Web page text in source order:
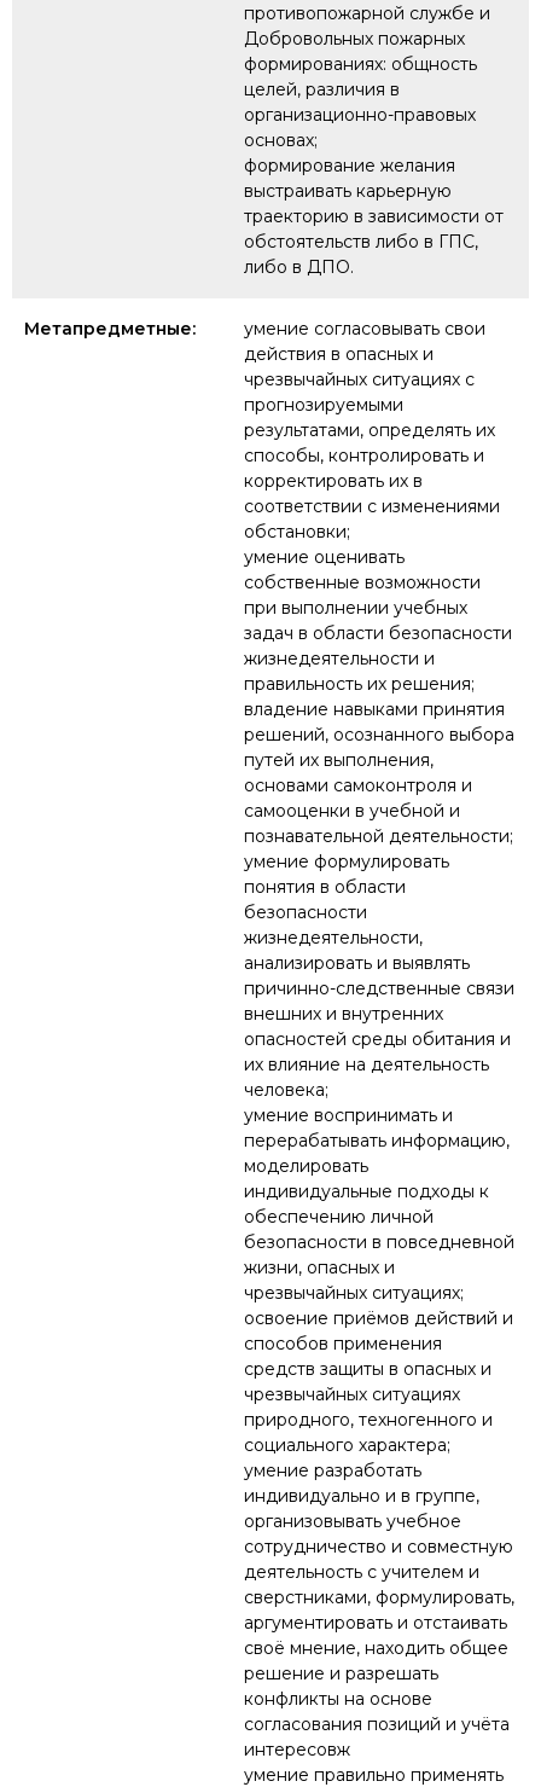
противопожарной службе и
Добровольных пожарных
формированиях: общность
целей, различия в
организационно-правовых
основах;
формирование желания
выстраивать карьерную
траекторию в зависимости от
обстоятельств либо в ГПС,
либо в ДПО.
Метапредметные:
умение согласовывать свои
действия в опасных и
чрезвычайных ситуациях с
прогнозируемыми
результатами, определять их
способы, контролировать и
корректировать их в
соответствии с изменениями
обстановки;
умение оценивать
собственные возможности
при выполнении учебных
задач в области безопасности
жизнедеятельности и
правильность их решения;
владение навыками принятия
решений, осознанного выбора
путей их выполнения,
основами самоконтроля и
самооценки в учебной и
познавательной деятельности;
умение формулировать
понятия в области
безопасности
жизнедеятельности,
анализировать и выявлять
причинно-следственные связи
внешних и внутренних
опасностей среды обитания и
их влияние на деятельность
человека;
умение воспринимать и
перерабатывать информацию,
моделировать
индивидуальные подходы к
обеспечению личной
безопасности в повседневной
жизни, опасных и
чрезвычайных ситуациях;
освоение приёмов действий и
способов применения
средств защиты в опасных и
чрезвычайных ситуациях
природного, техногенного и
социального характера;
умение разработать
индивидуально и в группе,
организовывать учебное
сотрудничество и совместную
деятельность с учителем и
сверстниками, формулировать,
аргументировать и отстаивать
своё мнение, находить общее
решение и разрешать
конфликты на основе
согласования позиций и учёта
интересовж
умение правильно применять